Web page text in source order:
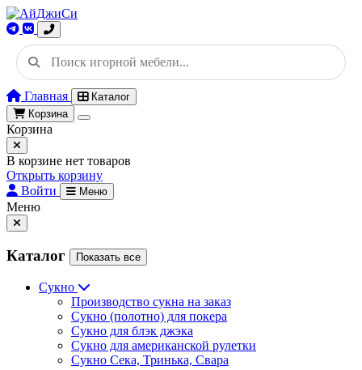
Главная
Каталог
Корзина
Корзина
В корзине нет товаров
Открыть корзину
Войти
Меню
Меню
Каталог Показать все
Сукно
Производство сукна на заказ
Сукно (полотно) для покера
Сукно для блэк джэка
Сукно для американской рулетки
Сукно Сека, Тринька, Свара